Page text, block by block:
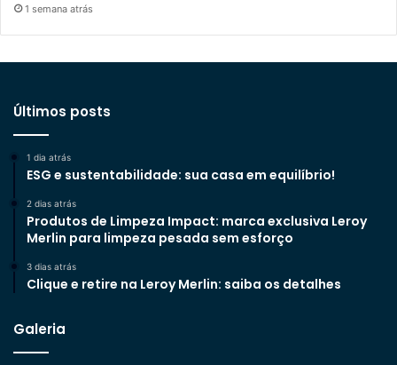
1 semana atrás
Últimos posts
1 dia atrás
ESG e sustentabilidade: sua casa em equilíbrio!
2 dias atrás
Produtos de Limpeza Impact: marca exclusiva Leroy
Merlin para limpeza pesada sem esforço
3 dias atrás
Clique e retire na Leroy Merlin: saiba os detalhes
Galeria